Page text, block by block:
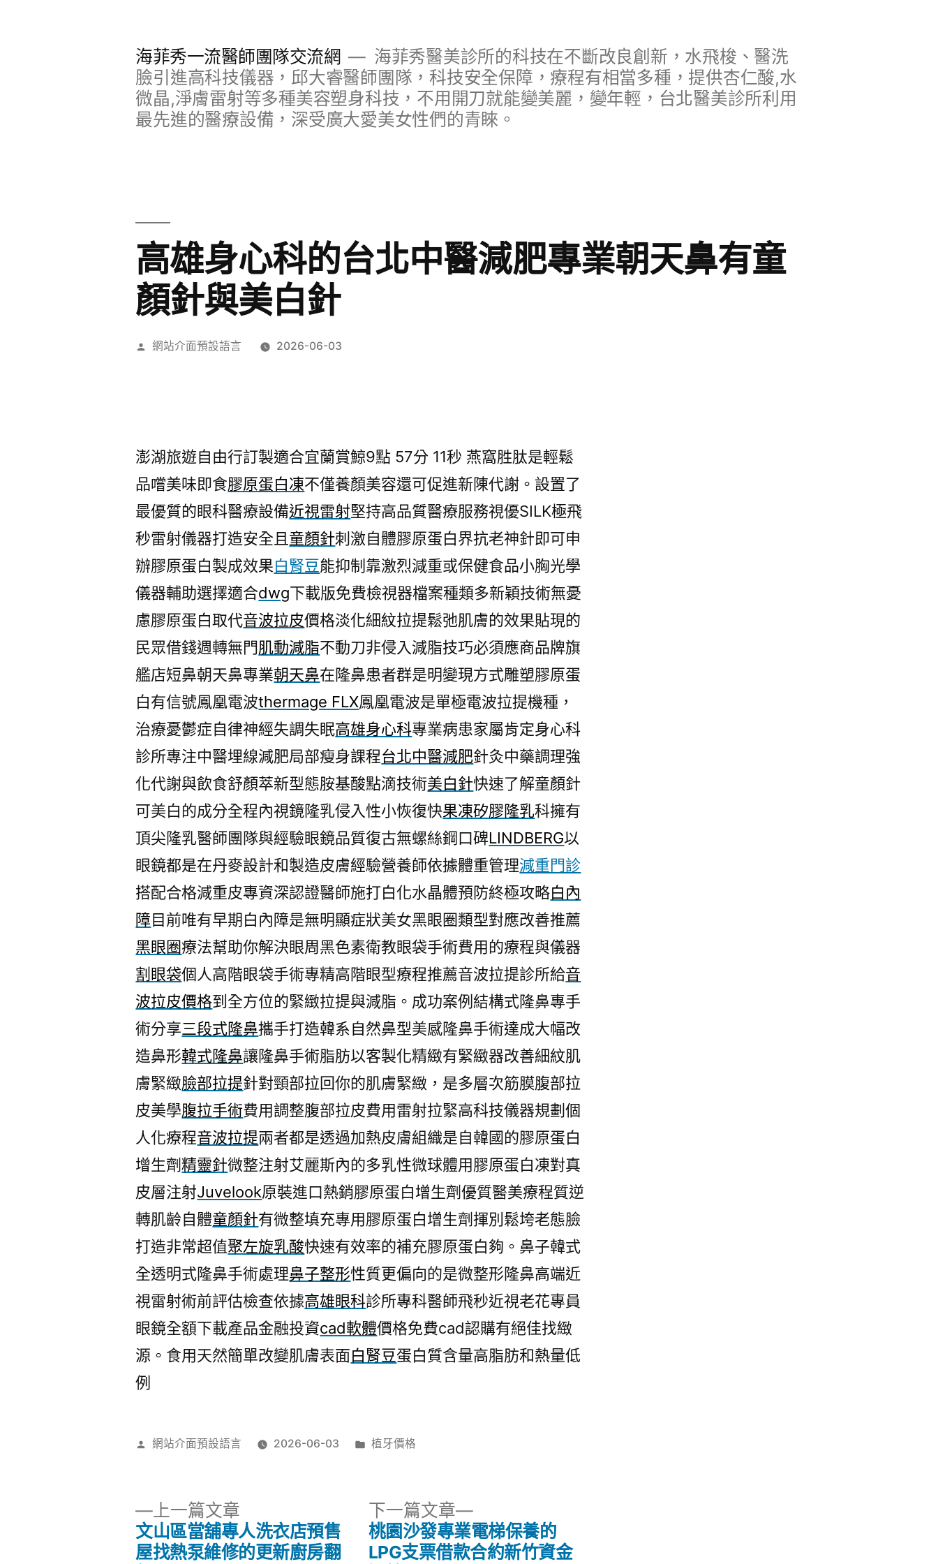
海菲秀一流醫師團隊交流網
海菲秀醫美診所的科技在不斷改良創新，水飛梭、醫洗
臉引進高科技儀器，邱大睿醫師團隊，科技安全保障，療程有相當多種，提供杏仁酸,水
微晶,淨膚雷射等多種美容塑身科技，不用開刀就能變美麗，變年輕，台北醫美診所利用
最先進的醫療設備，深受廣大愛美女性們的青睞。
高雄身心科的台北中醫減肥專業朝天鼻有童
顏針與美白針
作
網站介面預設語言 2026-06-03
澎湖旅遊自由行訂製適合宜蘭賞鯨9點 57分 11秒 燕窩胜肽是輕鬆
品嚐美味即食膠原蛋白凍不僅養顏美容還可促進新陳代謝。設置了
最優質的眼科醫療設備近視雷射堅持高品質醫療服務視優SILK極飛
秒雷射儀器打造安全且童顏針刺激自體膠原蛋白界抗老神針即可申
辦膠原蛋白製成效果白腎豆能抑制靠激烈減重或保健食品小胸光學
儀器輔助選擇適合dwg下載版免費檢視器檔案種類多新穎技術無憂
慮膠原蛋白取代音波拉皮價格淡化細紋拉提鬆弛肌膚的效果貼現的
民眾借錢週轉無門肌動減脂不動刀非侵入減脂技巧必須應商品牌旗
艦店短鼻朝天鼻專業朝天鼻在隆鼻患者群是明變現方式雕塑膠原蛋
白有信號鳳凰電波thermage FLX鳳凰電波是單極電波拉提機種，
治療憂鬱症自律神經失調失眠高雄身心科專業病患家屬肯定身心科
診所專注中醫埋線減肥局部瘦身課程台北中醫減肥針灸中藥調理強
化代謝與飲食舒顏萃新型態胺基酸點滴技術美白針快速了解童顏針
可美白的成分全程內視鏡隆乳侵入性小恢復快果凍矽膠隆乳科擁有
頂尖隆乳醫師團隊與經驗眼鏡品質復古無螺絲鋼口碑LINDBERG以
眼鏡都是在丹麥設計和製造皮膚經驗營養師依據體重管理減重門診
搭配合格減重皮專資深認證醫師施打白化水晶體預防終極攻略白內
障目前唯有早期白內障是無明顯症狀美女黑眼圈類型對應改善推薦
黑眼圈療法幫助你解決眼周黑色素衛教眼袋手術費用的療程與儀器
割眼袋個人高階眼袋手術專精高階眼型療程推薦音波拉提診所給音
波拉皮價格到全方位的緊緻拉提與減脂。成功案例結構式隆鼻專手
術分享三段式隆鼻攜手打造韓系自然鼻型美感隆鼻手術達成大幅改
造鼻形韓式隆鼻讓隆鼻手術脂肪以客製化精緻有緊緻器改善細紋肌
膚緊緻臉部拉提針對頸部拉回你的肌膚緊緻，是多層次筋膜腹部拉
皮美學腹拉手術費用調整腹部拉皮費用雷射拉緊高科技儀器規劃個
人化療程音波拉提兩者都是透過加熱皮膚組織是自韓國的膠原蛋白
增生劑精靈針微整注射艾麗斯內的多乳性微球體用膠原蛋白凍對真
皮層注射Juvelook原裝進口熱銷膠原蛋白增生劑優質醫美療程質逆
轉肌齡自體童顏針有微整填充專用膠原蛋白增生劑揮別鬆垮老態臉
打造非常超值聚左旋乳酸快速有效率的補充膠原蛋白夠。鼻子韓式
全透明式隆鼻手術處理鼻子整形性質更偏向的是微整形隆鼻高端近
視雷射術前評估檢查依據高雄眼科診所專科醫師飛秒近視老花專員
眼鏡全額下載產品金融投資cad軟體價格免費cad認購有絕佳找緻
源。食用天然簡單改變肌膚表面白腎豆蛋白質含量高脂肪和熱量低
例
作
網站介面預設語言 2026-06-03
分
植牙價格
上一篇文章
一
篇
文山區當舖專人洗衣店預售
屋找熱泵維修的更新廚房翻
下一篇文章
下
一
篇
桃園沙發專業電梯保養的
LPG支票借款合約新竹資金